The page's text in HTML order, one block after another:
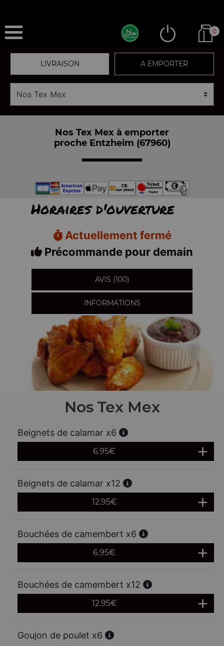
0
LIVRAISON A EMPORTER
Nos Tex Mex à emporter
proche Entzheim (67960)
Horaires d'ouverture
Actuellement fermé
Précommande pour demain
AVIS (100)
INFORMATIONS
Nos Tex Mex
Beignets de calamar x6
6.95€
Beignets de calamar x12
12.95€
Bouchées de camembert x6
6.95€
Bouchées de camembert x12
12.95€
Goujon de poulet x6